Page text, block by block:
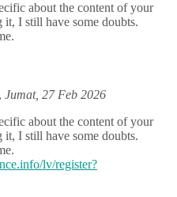
about the content of your
it, I still have some doubts.
, Jumat, 27 Feb 2026
about the content of your
it, I still have some doubts.
lv/register?